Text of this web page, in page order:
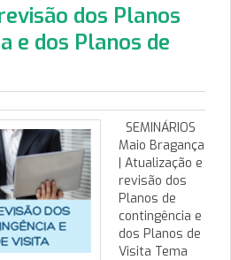
dos Planos
e dos Planos de
SEMINÁRIOS
Maio Bragança
| Atualização e
revisão dos
Planos de
contingência e
dos Planos de
Visita Tema